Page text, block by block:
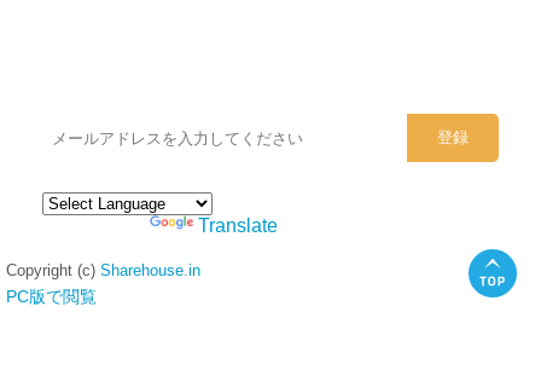
Translate
Copyright (c) Sharehouse.in
PC版で閲覧